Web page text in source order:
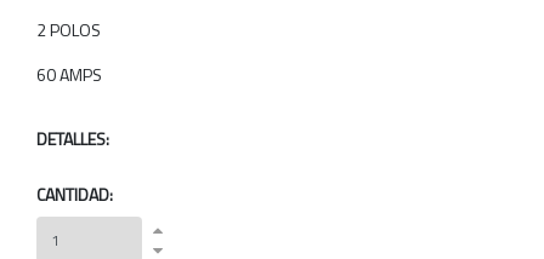
2 POLOS
60 AMPS
DETALLES:
CANTIDAD: